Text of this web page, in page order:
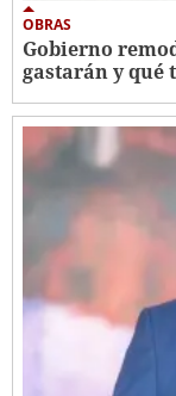
OBRAS
Gobierno
gastarán y qué